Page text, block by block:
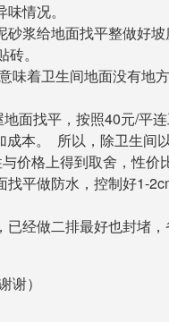
情况。
砂浆给地面找平整做好坡
。
味着卫生间地面没有地
面找平，按照40元/平
成本。 所以，除卫生间
价格上得到取舍，性价
平做防水，控制好1-
经做二排最好也封堵，
谢）